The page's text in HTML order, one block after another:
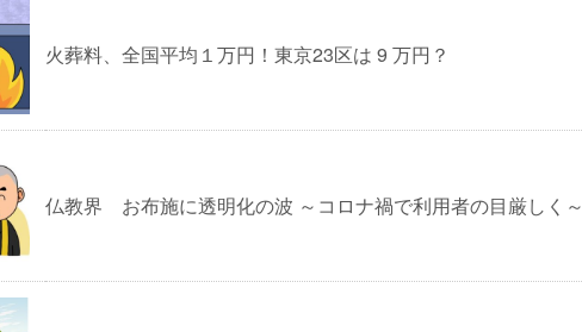
火葬料、全国平均１万円！東京23区は 9 万円？
仏教界 お布施に透明化の波 ～コロナ禍で利用者の目厳しく～